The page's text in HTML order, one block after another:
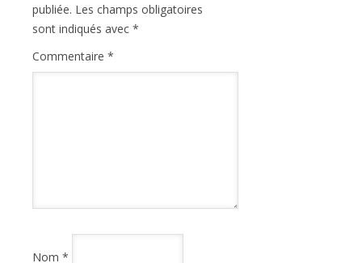
publiée. Les champs obligatoires
sont indiqués avec *
Commentaire *
Nom *